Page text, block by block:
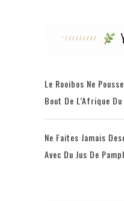
Le Rooibos Ne
Bout De L’Afrique Du
Ne Faites Jamais
Avec Du Jus De